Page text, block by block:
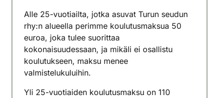
Alle 25-vuotiailta, jotka asuvat Turun seudun
rhy:n alueella perimme koulutusmaksua 50
euroa, joka tulee suorittaa
kokonaisuudessaan, ja mikäli ei osallistu
koulutukseen, maksu menee
valmistelukuluihin.
Yli 25-vuotiaiden koulutusmaksu on 110